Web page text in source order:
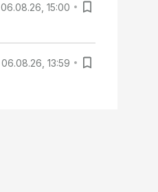
06.08.26, 15:00
06.08.26, 13:59